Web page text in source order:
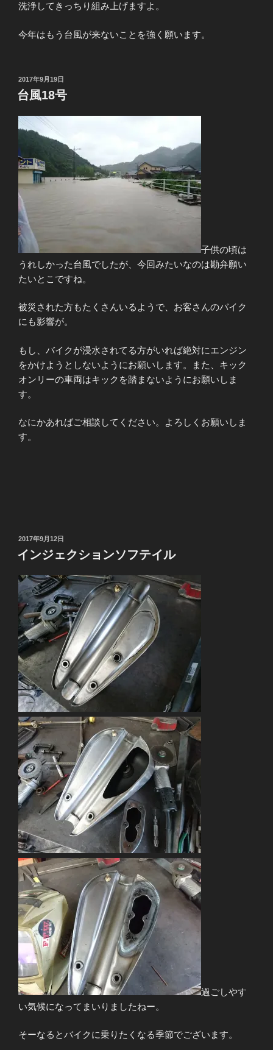
洗浄してきっちり組み上げますよ。
今年はもう台風が来ないことを強く願います。
投
稿
日:
2017年9月19日
台風18号
子供の頃は
うれしかった台風でしたが、今回みたいなのは勘弁願い
たいとこですね。
被災された方もたくさんいるようで、お客さんのバイク
にも影響が。
もし、バイクが浸水されてる方がいれば絶対にエンジン
をかけようとしないようにお願いします。また、キック
オンリーの車両はキックを踏まないようにお願いしま
す。
なにかあればご相談してください。よろしくお願いしま
す。
投
日:
2017年9月12日
インジェクションソフテイル
過ごしやす
い気候になってまいりましたねー。
そーなるとバイクに乗りたくなる季節でございます。